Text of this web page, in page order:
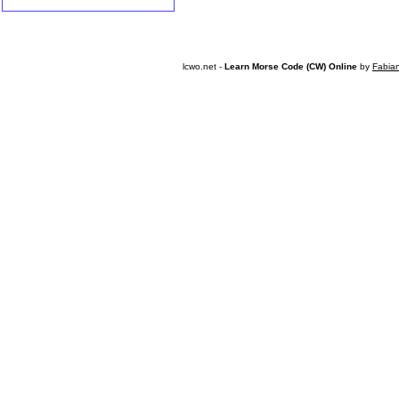
lcwo.net - Learn Morse Code (CW) Online by